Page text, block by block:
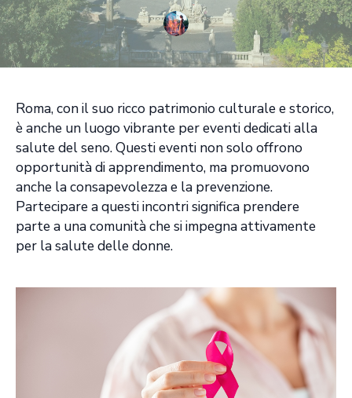
Roma, con il suo ricco patrimonio culturale e storico,
è anche un luogo vibrante per eventi dedicati alla
salute del seno. Questi eventi non solo offrono
opportunità di apprendimento, ma promuovono
anche la consapevolezza e la prevenzione.
Partecipare a questi incontri significa prendere
parte a una comunità che si impegna attivamente
per la salute delle donne.